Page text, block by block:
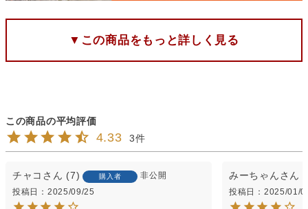
▼この商品をもっと詳しく見る
4.33 3
チャコ 7 購入者
非公開
投稿日
2025/09/25
みーちゃん
投稿日 2025/01/